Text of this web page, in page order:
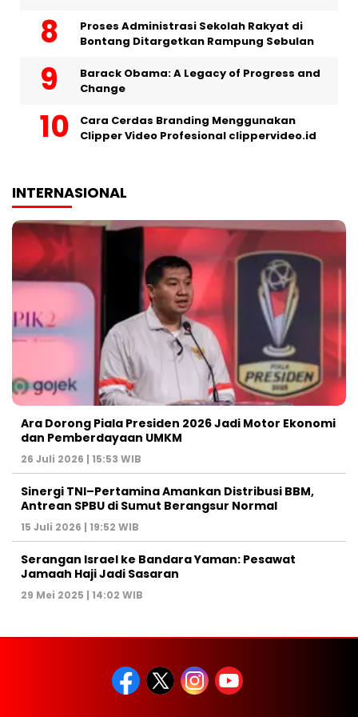
Proses Administrasi Sekolah Rakyat di
Bontang Ditargetkan Rampung Sebulan
Barack Obama: A Legacy of Progress and
Change
Cara Cerdas Branding Menggunakan
Clipper Video Profesional clippervideo.id
INTERNASIONAL
Ara Dorong Piala Presiden 2026 Jadi Motor Ekonomi
dan Pemberdayaan UMKM
26 Juli 2026 | 15:53 WIB
Sinergi TNI–Pertamina Amankan Distribusi BBM,
Antrean SPBU di Sumut Berangsur Normal
15 Juli 2026 | 19:52 WIB
Serangan Israel ke Bandara Yaman: Pesawat
Jamaah Haji Jadi Sasaran
29 Mei 2025 | 14:02 WIB